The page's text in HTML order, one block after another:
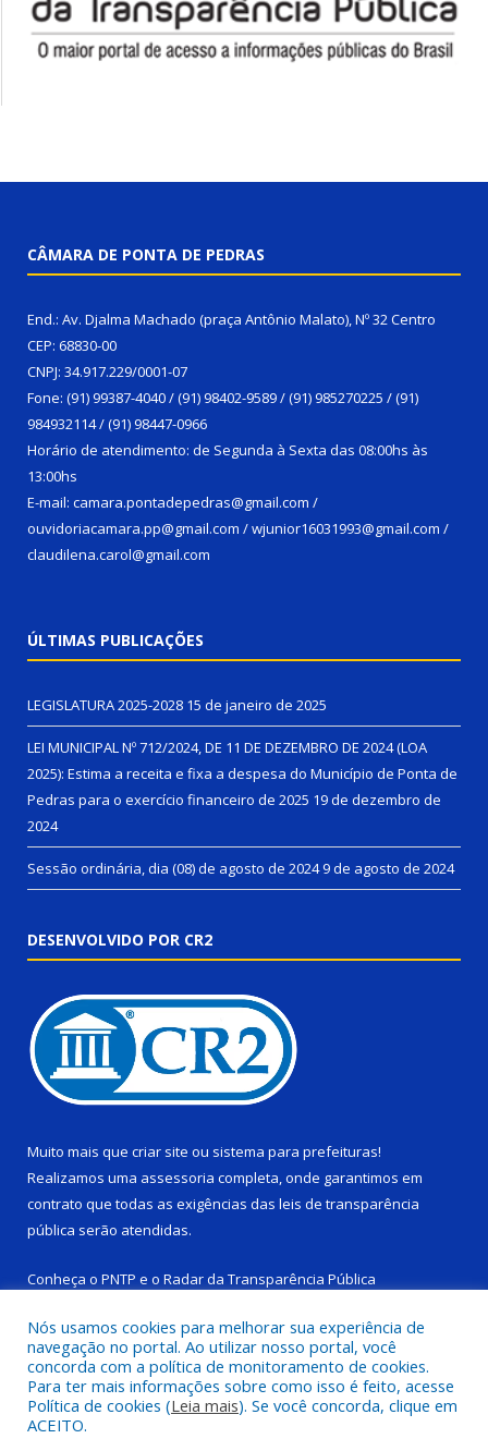
CÂMARA DE PONTA DE PEDRAS
End.: Av. Djalma Machado (praça Antônio Malato), Nº 32 Centro
CEP: 68830-00
CNPJ: 34.917.229/0001-07
Fone: (91) 99387-4040 / (91) 98402-9589 / (91) 985270225 / (91)
984932114 / (91) 98447-0966
Horário de atendimento: de Segunda à Sexta das 08:00hs às
13:00hs
E-mail: camara.pontadepedras@gmail.com /
ouvidoriacamara.pp@gmail.com / wjunior16031993@gmail.com /
claudilena.carol@gmail.com
ÚLTIMAS PUBLICAÇÕES
LEGISLATURA 2025-2028 15 de janeiro de 2025
LEI MUNICIPAL Nº 712/2024, DE 11 DE DEZEMBRO DE 2024 (LOA
2025): Estima a receita e fixa a despesa do Município de Ponta de
Pedras para o exercício financeiro de 2025 19 de dezembro de
2024
Sessão ordinária, dia (08) de agosto de 20249 de agosto de 2024
DESENVOLVIDO POR CR2
Muito mais que criar site ou sistema para prefeituras!
Realizamos uma assessoria completa, onde garantimos em
contrato que todas as exigências das leis de transparência
pública serão atendidas.
Conheça o PNTP e o Radar da Transparência Pública
Todos os direitos reservados a Câmara Municipal de Ponta de
Pedras.
Nós usamos cookies para melhorar sua experiência de
navegação no portal. Ao utilizar nosso portal, você
concorda com a política de monitoramento de cookies.
Para ter mais informações sobre como isso é feito, acesse
Política de cookies (Leia mais). Se você concorda, clique em
ACEITO.